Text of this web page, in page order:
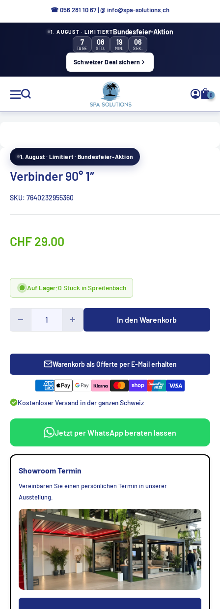
☎ 056 281 10 67|@ info@spa-solutions.ch
1. AUGUST · LIMITIERTBundesfeier-Aktion
7
TAGE
08
STD.
19
MIN.
05
SEK.
Schweizer Deal sichern
Solutions
0
1. August · Limitiert · Bundesfeier-Aktion
Verbinder 90° 1″
SKU: 7640232955360
Sonderpreis
CHF 29.00
Auf Lager:0 Stück in Spreitenbach
In den Warenkorb
Warenkorb als Offerte per E-Mail erhalten
Kostenloser Versand in der ganzen Schweiz
Jetzt per WhatsApp beraten lassen
Showroom Termin
Vereinbaren Sie einen persönlichen Termin in unserer
Ausstellung.